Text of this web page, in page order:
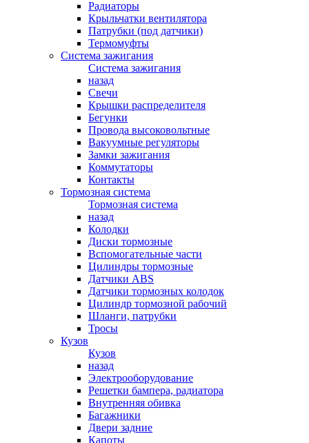
Радиаторы
Крыльчатки вентилятора
Патрубки (под датчики)
Термомуфты
Система зажигания
Система зажигания
назад
Свечи
Крышки распределителя
Бегунки
Провода высоковольтные
Вакуумные регуляторы
Замки зажигания
Коммутаторы
Контакты
Тормозная система
Тормозная система
назад
Колодки
Диски тормозные
Вспомогательные части
Цилиндры тормозные
Датчики ABS
Датчики тормозных колодок
Цилиндр тормозной рабочий
Шланги, патрубки
Тросы
Кузов
Кузов
назад
Электрооборудование
Решетки бампера, радиатора
Внутренняя обивка
Багажники
Двери задние
Капоты